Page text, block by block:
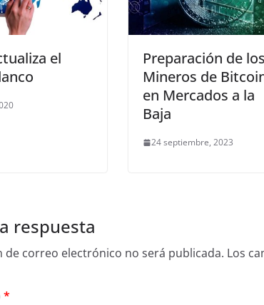
el
Preparación de los
Mineros de
en Mercados a la
Baja
24 septiembre, 2023
respuesta
de correo electrónico no será publicada. Los
*